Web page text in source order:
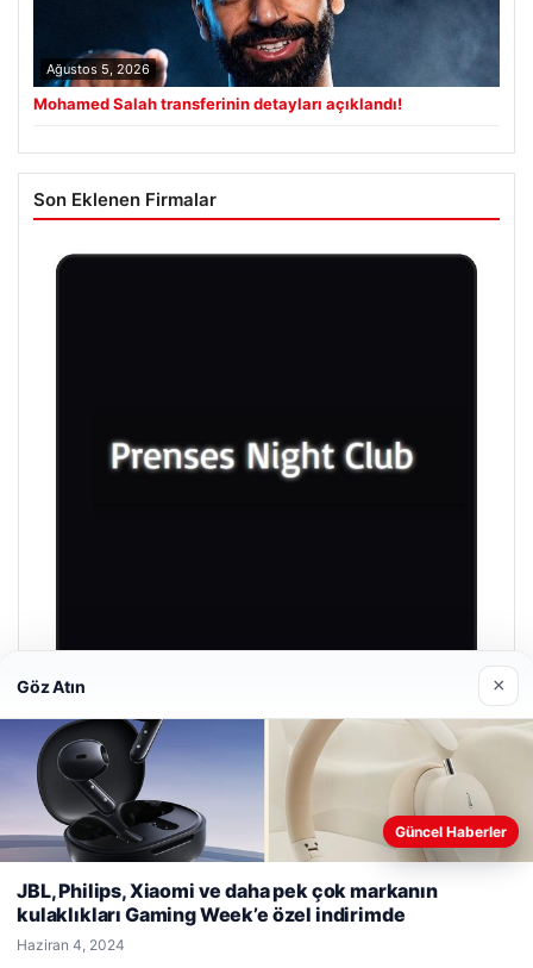
Ağustos 5, 2026
Mohamed Salah transferinin detayları açıklandı!
Son Eklenen Firmalar
Prenses Night Club
Nisan 29, 2026
© 2026 Taze Haberler
Web sitemizi nasıl kullandığınızı daha iyi anlayabilmek,
kullanıyoruz.Çerez Politikamız
Kabul Et
Göz Atın ×
Güncel Haberler
JBL, Philips, Xiaomi ve daha pek çok markanın
kulaklıkları Gaming Week’e özel indirimde
Haziran 4, 2024